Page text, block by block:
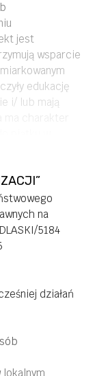
jest
wsparcie
edukację
i/ lub mają
formy
form
trening
i
na
5184
działań